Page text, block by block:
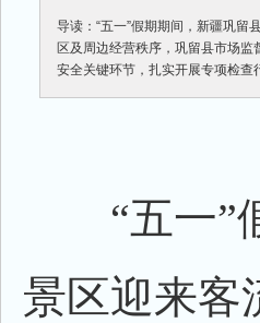
导读：“五一”假期期间，新疆巩
区及周边经营秩序，巩留县市场
安全关键环节，扎实开展专项检查
“五一”假
景区迎来客